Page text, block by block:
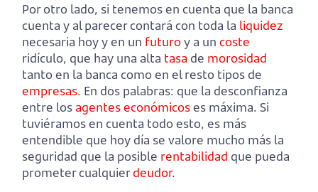
Por otro lado, si tenemos en cuenta que la banca
cuenta y al parecer contará con toda la liquidez
necesaria hoy y en un futuroy a un coste
ridículo, que hay una alta tasa de morosidad
tanto en la banca como en el resto tipos de
empresas. En dos palabras: que la desconfianza
entre los agentes económicoses máxima. Si
tuviéramos en cuenta todo esto, es más
entendible que hoy día se valore mucho más la
seguridad que la posible rentabilidad que pueda
prometer cualquierdeudor.